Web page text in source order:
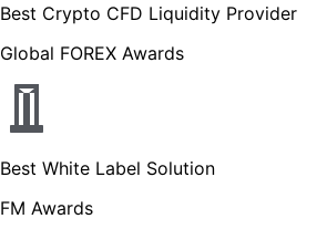
Best Crypto CFD Liquidity Provider
Global FOREX Awards
Best White Label Solution
FM Awards